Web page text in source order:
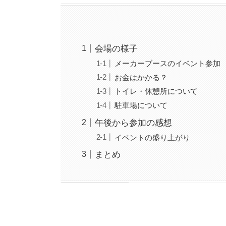
会場の様子
メーカーブースのイベント参加
お金はかかる？
トイレ・休憩所について
駐車場について
午後から参加の感想
イベントの盛り上がり
まとめ